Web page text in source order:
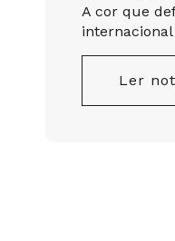
A cor que
Ler